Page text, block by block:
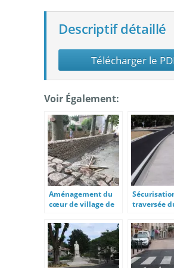
Descriptif détaillé
Télécharger le
Voir Également:
Aménagement du
cœur de village de
traversée